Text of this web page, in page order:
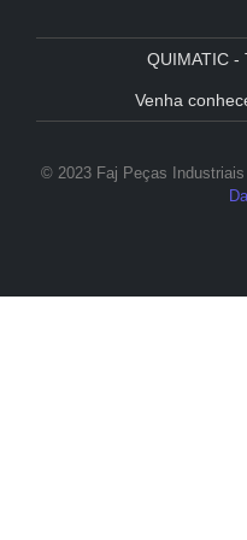
QUIMATIC -
Venha
© 2023 Faj Peças